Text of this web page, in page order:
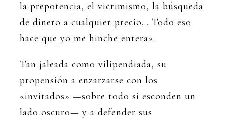
la prepotencia, el victimismo, la búsqueda
de dinero a cualquier precio… Todo eso
hace que yo me hinche entera».
Tan jaleada como vilipendiada, su
propensión a enzarzarse con los
«invitados» —sobre todo si esconden un
lado oscuro— y a defender sus